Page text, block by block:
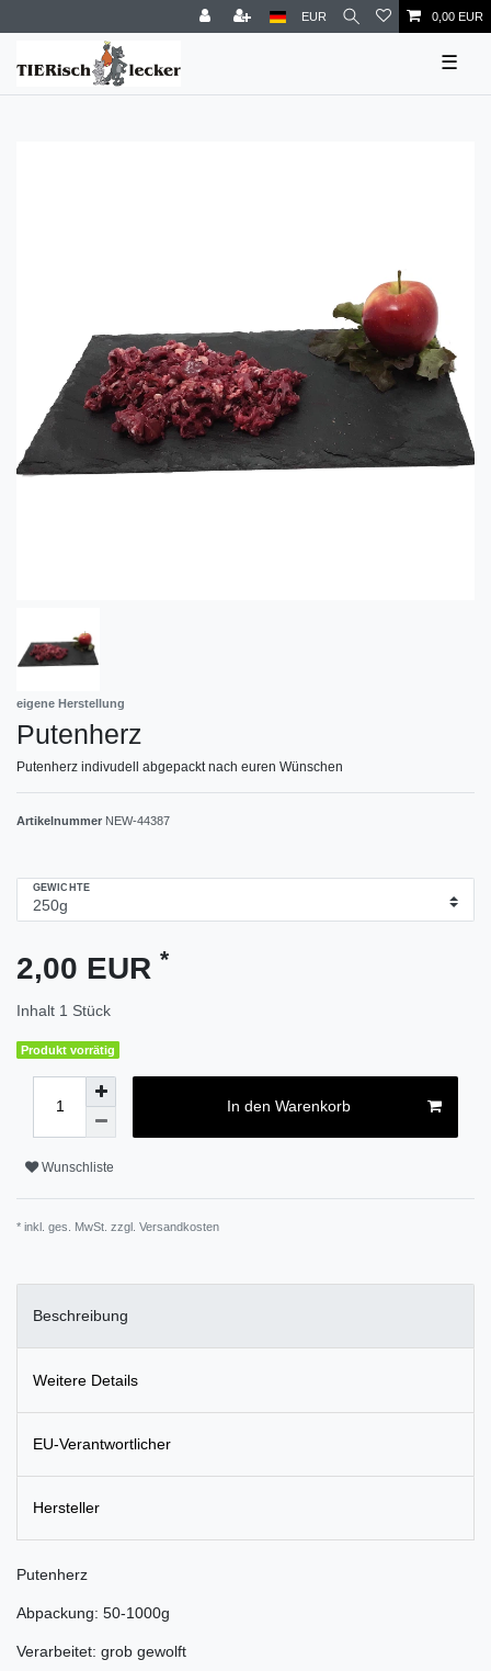
EUR 0,00 EUR
☰
eigene Herstellung
Putenherz
Putenherz indivudell abgepackt nach euren Wünschen
Artikelnummer NEW-44387
GEWICHTE
2,00 EUR *
Inhalt 1 Stück
Produkt vorrätig
In den Warenkorb
Wunschliste
* inkl. ges. MwSt. zzgl. Versandkosten
Beschreibung
Weitere Details
EU-Verantwortlicher
Hersteller
Putenherz
Abpackung: 50-1000g
Verarbeitet: grob gewolft